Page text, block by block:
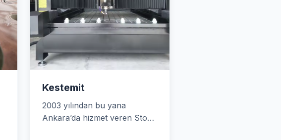
Kestemit
2003 yılından bu yana
Ankara’da hizmet veren Stone